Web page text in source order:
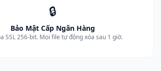
🔒
Bảo Mật Cấp Ngân Hàng
SSL 256-bit. Mọi file tự động xóa sau 1 giờ.